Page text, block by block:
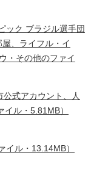
ック ブラジル選手団
、ライフル・イ
・その他のファイ
式アカウント、人
ル・5.81MB）
イル・13.14MB）